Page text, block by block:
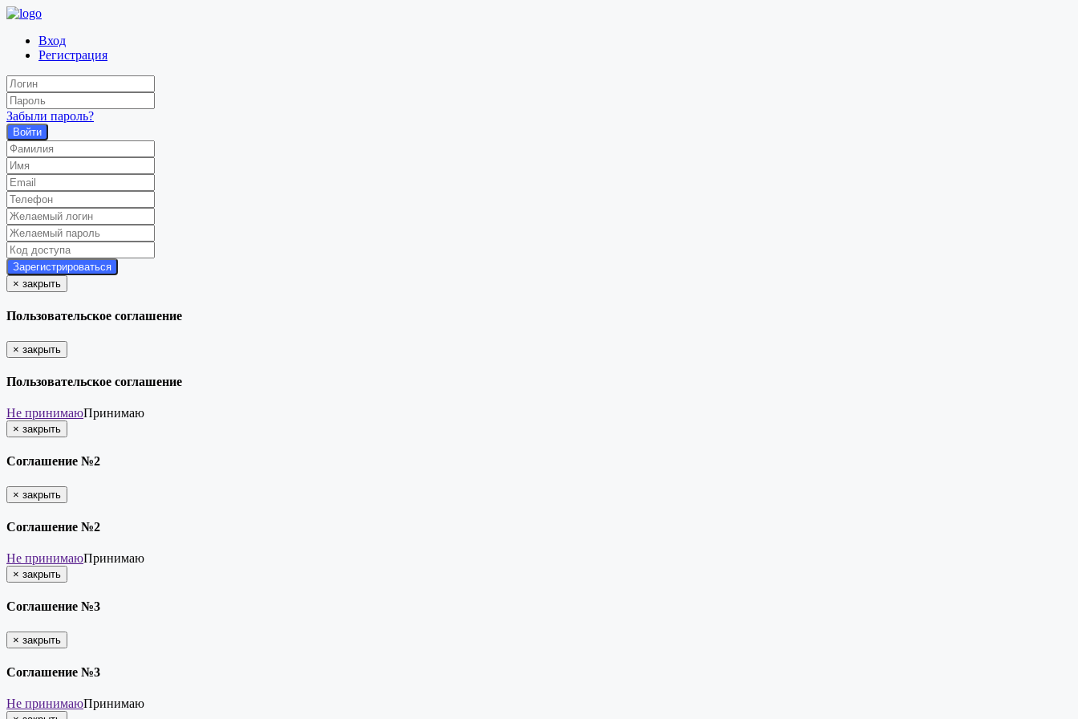
Вход
Регистрация
Забыли пароль?
Войти
× закрыть
Пользовательское соглашение
× закрыть
Пользовательское соглашение
Не принимаюПринимаю
× закрыть
Соглашение №2
× закрыть
Соглашение №2
Не принимаюПринимаю
× закрыть
Соглашение №3
× закрыть
Соглашение №3
Не принимаюПринимаю